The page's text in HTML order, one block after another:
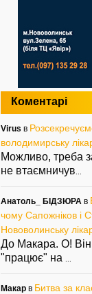
Коментарі
Virus в
володимирську
Можливо, треба
не втаємничув
Анатоль_ БІДЗЮРА в
чому Сапожніков і
Нововолинську
До Макара. О!
"працює" на
Макар в Битва за